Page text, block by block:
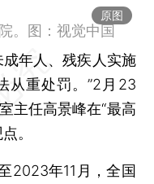
原图
。图：视觉中国
成年人、残疾人实施
从重处罚。”2月23
主任高景峰在“最高
。
年11月，全国